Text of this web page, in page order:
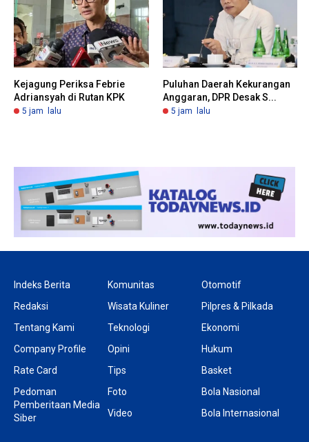
Kejagung Periksa Febrie
Adriansyah di Rutan KPK
5 jam lalu
Puluhan Daerah Kekurangan
Anggaran, DPR Desak S...
5 jam lalu
Indeks Berita
Redaksi
Tentang Kami
Company Profile
Rate Card
Pedoman
Pemberitaan Media
Siber
Komunitas
Wisata Kuliner
Teknologi
Opini
Tips
Foto
Video
Otomotif
Pilpres & Pilkada
Ekonomi
Hukum
Basket
Bola Nasional
Bola Internasional